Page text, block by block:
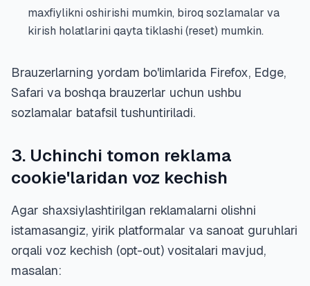
maxfiylikni oshirishi mumkin, biroq sozlamalar va
kirish holatlarini qayta tiklashi (reset) mumkin.
Brauzerlarning yordam bo'limlarida Firefox, Edge,
Safari va boshqa brauzerlar uchun ushbu
sozlamalar batafsil tushuntiriladi.
3. Uchinchi tomon reklama
cookie'laridan voz kechish
Agar shaxsiylashtirilgan reklamalarni olishni
istamasangiz, yirik platformalar va sanoat guruhlari
orqali voz kechish (opt-out) vositalari mavjud,
masalan: